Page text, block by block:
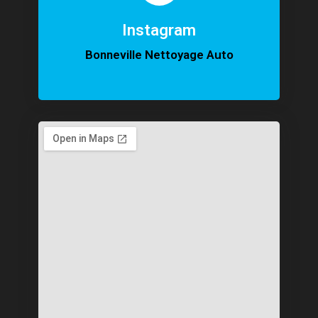
Instagram
Bonneville Nettoyage Auto